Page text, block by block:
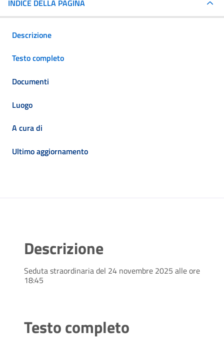
INDICE DELLA PAGINA
Descrizione
Testo completo
Documenti
Luogo
A cura di
Ultimo aggiornamento
Descrizione
Seduta straordinaria del 24 novembre 2025 alle ore
18:45
Testo completo